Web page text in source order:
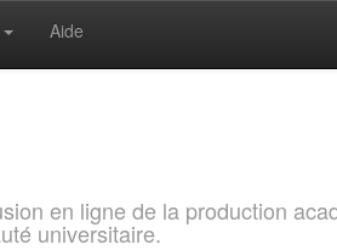
Aide
en ligne de la production
universitaire.